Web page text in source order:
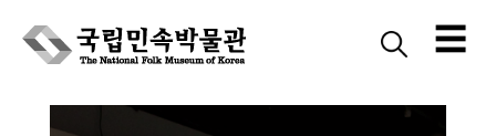
☰
Skip